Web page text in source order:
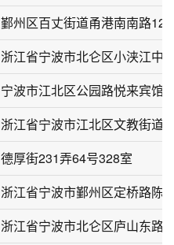
鄞州区百丈街道甬港南南路
浙江省宁波市北仑区小浃江中
宁波市江北区公园路悦来宾馆(
德厚街231弄64号328室
浙江省宁波市北仑区庐山东路